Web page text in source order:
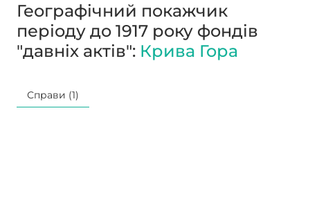
Географічний покажчик
періоду до 1917 року фондів
"давніх актів": Крива Гора
Справи (1)